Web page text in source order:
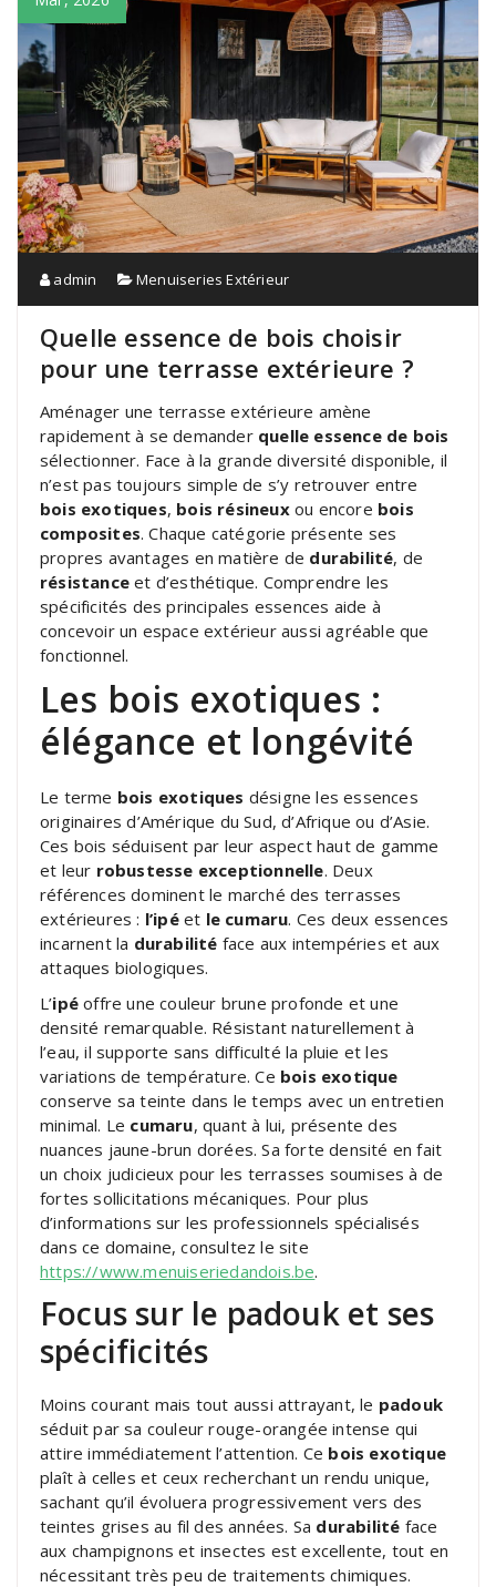
admin Menuiseries Extérieur
Quelle essence de bois choisir
pour une terrasse extérieure ?
Aménager une terrasse extérieure amène
rapidement à se demander quelle essence de bois
sélectionner. Face à la grande diversité disponible, il
n’est pas toujours simple de s’y retrouver entre
bois exotiques, bois résineuxou encore bois
composites. Chaque catégorie présente ses
propres avantages en matière de durabilité, de
résistance et d’esthétique. Comprendre les
spécificités des principales essences aide à
concevoir un espace extérieur aussi agréable que
fonctionnel.
Les bois exotiques :
élégance et longévité
Le terme bois exotiques désigne les essences
originaires d’Amérique du Sud, d’Afrique ou d’Asie.
Ces bois séduisent par leur aspect haut de gamme
et leur robustesse exceptionnelle. Deux
références dominent le marché des terrasses
extérieures : l’ipéet le cumaru. Ces deux essences
incarnent la durabilité face aux intempéries et aux
attaques biologiques.
L’ipé offre une couleur brune profonde et une
densité remarquable. Résistant naturellement à
l’eau, il supporte sans difficulté la pluie et les
variations de température. Ce bois exotique
conserve sa teinte dans le temps avec un entretien
minimal. Le cumaru, quant à lui, présente des
nuances jaune-brun dorées. Sa forte densité en fait
un choix judicieux pour les terrasses soumises à de
fortes sollicitations mécaniques. Pour plus
d’informations sur les professionnels spécialisés
dans ce domaine, consultez le site
https://www.menuiseriedandois.be.
Focus sur le padouk et ses
spécificités
Moins courant mais tout aussi attrayant, le padouk
séduit par sa couleur rouge-orangée intense qui
attire immédiatement l’attention. Ce bois exotique
plaît à celles et ceux recherchant un rendu unique,
sachant qu’il évoluera progressivement vers des
teintes grises au fil des années. Sa durabilité face
aux champignons et insectes est excellente, tout en
nécessitant très peu de traitements chimiques.